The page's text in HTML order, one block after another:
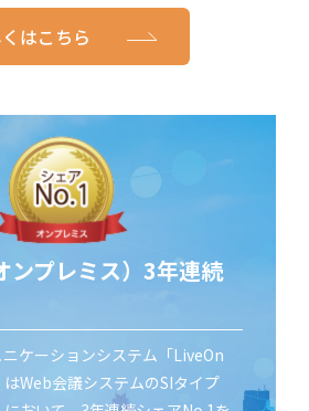
はこちら
ンプレミス）3年連続
ケーションシステム「LiveOn
はWeb会議システムのSIタイプ